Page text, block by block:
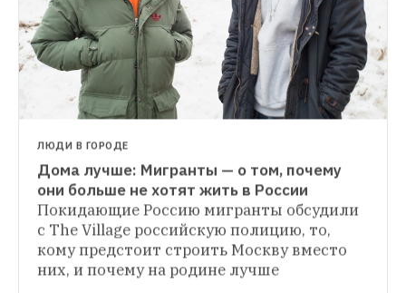
НЕДЕЛЯ В ИНТЕРНЕТЕ
Главный наркоинвестор, узбекский цирк и
лекции об АмерикеСамое важное в Сети за
уходящую неделю — для тех, кто все
пропустил
ИНСТРУКЦИЯ
Как получить гражданство УкраиныThe
Village выяснил, как стать гражданином
страны, которая получает безвизовый
режим с Евросоюзом
ЛЮДИ В ГОРОДЕ
Дома лучше: Мигранты — о том, почему
они больше не хотят жить в России
Покидающие Россию мигранты обсудили
с The Village российскую полицию, то,
кому предстоит строить Москву вместо
них, и почему на родине лучше